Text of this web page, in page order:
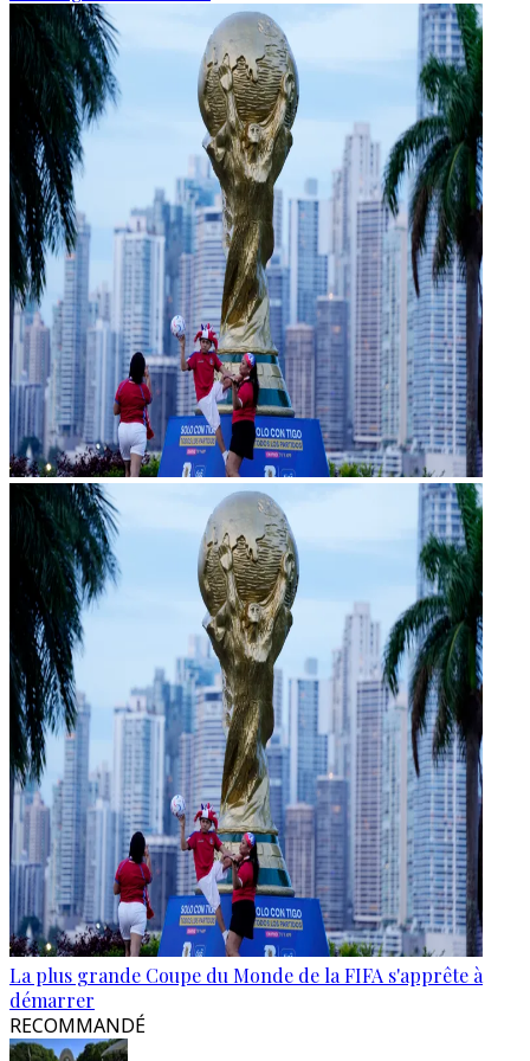
La plus grande Coupe du Monde de la FIFA s'apprête à
démarrer
RECOMMANDÉ